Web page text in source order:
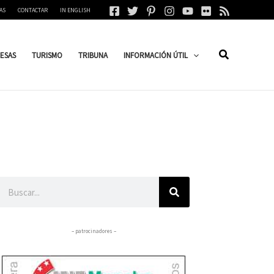
CONTACTAR IN ENGLISH
TURISMO TRIBUNA INFORMACIÓN ÚTIL
– patrocinadores –